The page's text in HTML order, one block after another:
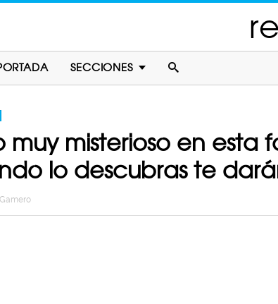
SECCIONES
muy misterioso en
lo descubras te